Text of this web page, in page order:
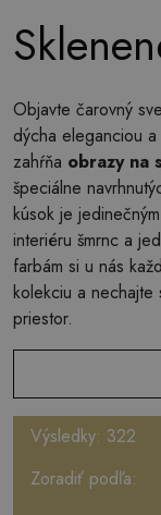
Objavte čarovný
dýcha eleganciou
zahŕňa obrazy na
špeciálne
kúsok je
interiéru šmrnc a
farbám si u nás
kolekciu a nechajte
priestor.
Výsledky: 322
Zoradiť podľa: